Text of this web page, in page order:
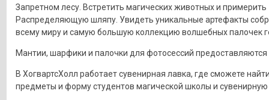
Запретном лесу. Встретить магических животных и примерить
Распределяющую шляпу. Увидеть уникальные артефакты
всему миру и самую большую коллекцию волшебных палочек
Мантии, шарфики и палочки для фотосессий предоставляются
В ХогвартсХолл работает сувенирная лавка, где сможете
предметы и форму студентов магической школы и